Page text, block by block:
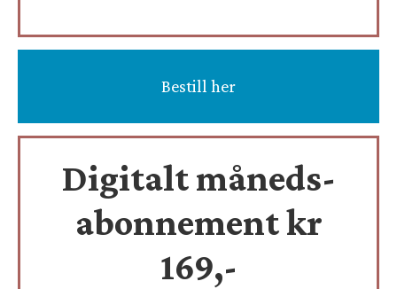
Bestill her
Digitalt måneds-
abonnement kr
169,-